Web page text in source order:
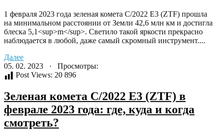
1 февраля 2023 года зеленая комета C/2022 E3 (ZTF) прошла
на минимальном расстоянии от Земли 42,6 млн км и достигла
блеска 5,1<sup>m</sup>. Светило такой яркости прекрасно
наблюдается в любой, даже самый скромный инструмент....
Далее
05. 02. 2023 · Просмотры:
Post Views: 20 896
Зеленая комета C/2022 E3 (ZTF) в
феврале 2023 года: где, куда и когда
смотреть?